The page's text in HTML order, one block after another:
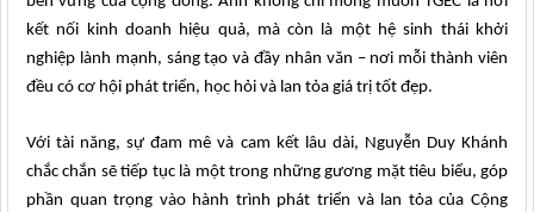
kết nối kinh doanh hiệu quả, mà còn là một hệ sinh thái khởi
nghiệp lành mạnh, sáng tạo và đầy nhân văn – nơi mỗi thành viên
đều có cơ hội phát triển, học hỏi và lan tỏa giá trị tốt đẹp.
Với tài năng, sự đam mê và cam kết lâu dài, Nguyễn Duy Khánh
chắc chắn sẽ tiếp tục là một trong những gương mặt tiêu biểu, góp
phần quan trọng vào hành trình phát triển và lan tỏa của Cộng